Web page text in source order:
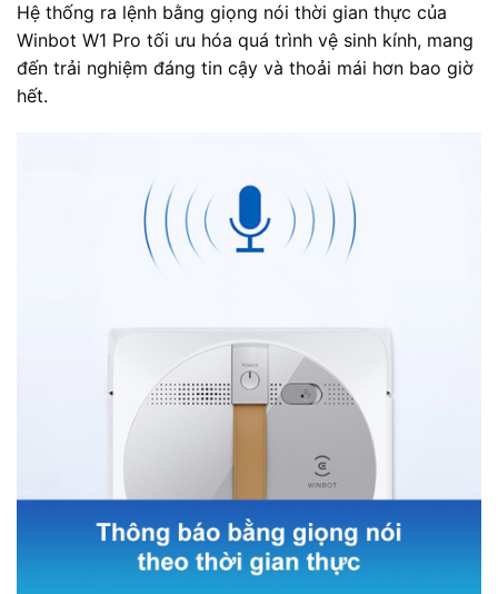
Hệ thống ra lệnh bằng giọng nói thời gian thực của
Winbot W1 Pro tối ưu hóa quá trình vệ sinh kính, mang
đến trải nghiệm đáng tin cậy và thoải mái hơn bao giờ
hết.